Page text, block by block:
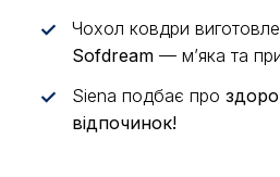
✓
Чохол ковдри
Sofdream— м’яка та
✓ Siena подбає про
відпочинок!